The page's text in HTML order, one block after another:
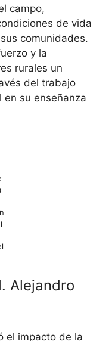
campo,
de vida
comunidades.
y la
rurales un
del trabajo
en su enseñanza
Alejandro
el impacto de la